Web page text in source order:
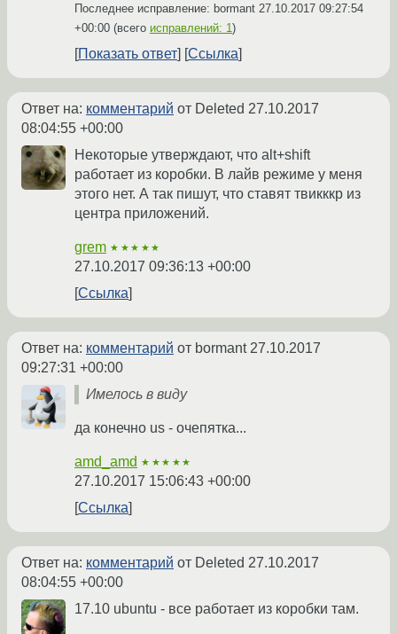
Последнее исправление: bormant 27.10.2017 09:27:54
+00:00 (всего исправлений: 1)
Показать ответ Ссылка
Ответ на: комментарий от Deleted 27.10.2017
08:04:55 +00:00
Некоторые утверждают, что alt+shift
работает из коробки. В лайв режиме у меня
этого нет. А так пишут, что ставят твикккр из
центра приложений.
grem ★★★★★
27.10.2017 09:36:13 +00:00
Ссылка
Ответ на: комментарий от bormant27.10.2017
09:27:31 +00:00
Имелось в виду
да конечно us - очепятка...
amd_amd ★★★★★
27.10.2017 15:06:43 +00:00
Ссылка
Ответ на: комментарий от Deleted 27.10.2017
08:04:55 +00:00
17.10 ubuntu - все работает из коробки там.